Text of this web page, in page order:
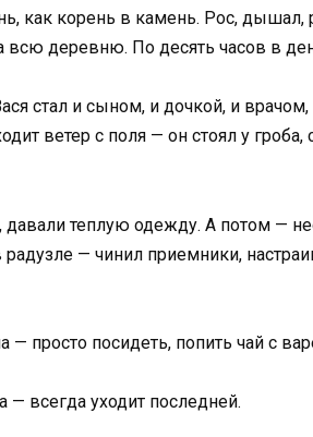
как корень в камень. Рос,
деревню. По десять часов в
стал и сыном, и дочкой, и
ветер с поля — он стоял у
теплую одежду. А потом —
— чинил приемники,
просто посидеть, попить чай с
всегда уходит последней.